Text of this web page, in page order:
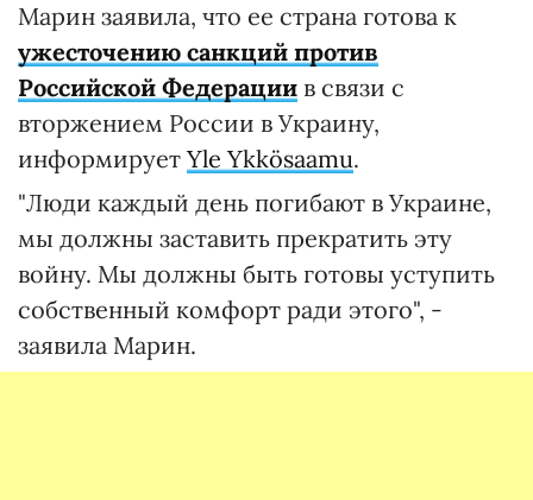
Марин заявила, что ее страна готова к
ужесточению санкций против
Российской Федерации в связи с
вторжением России в Украину,
информируетYle Ykkösaamu.
"Люди каждый день погибают в Украине,
мы должны заставить прекратить эту
войну. Мы должны быть готовы уступить
собственный комфорт ради этого", -
заявила Марин.